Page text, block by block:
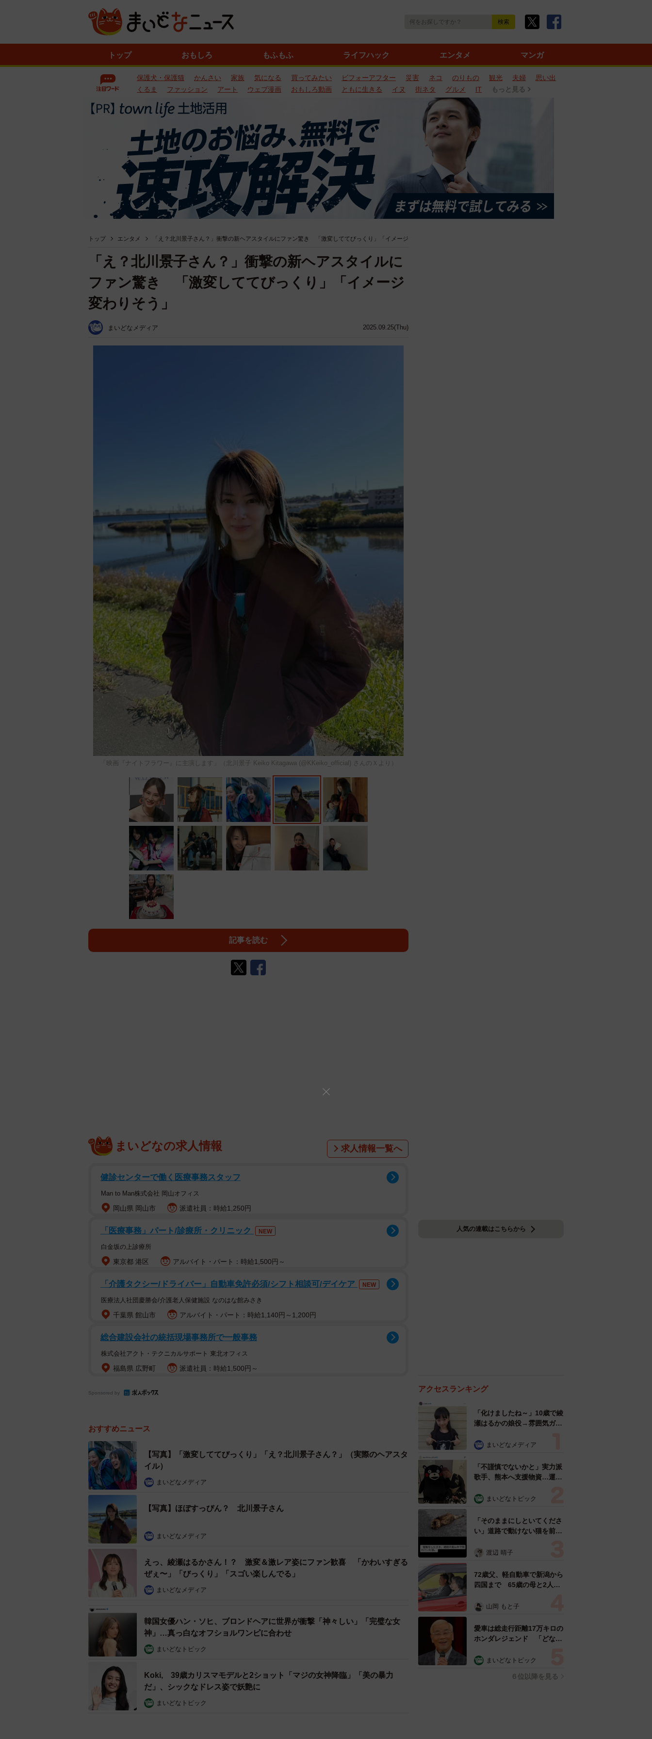
トップ おもしろ もふもふ ライフハック エンタメ マンガ
保護犬・保護猫 かんさい 家族 気になる 買ってみたい ビフォーアフター 災害 ネコ のりもの 観光 夫婦
思い出
くるま
ファッション アート ウェブ漫画 おもしろ動画 ともに生きる イヌ 街ネタ グルメ IT もっと見る
トップ エンタメ 「え？北川景子さん？」衝撃の新ヘアスタイルにファン驚き 「激変しててびっくり」「イメージ
2025.09.25(Thu)
「え？北川景子さん？」衝撃の新ヘアスタイルに
ファン驚き 「激変しててびっくり」「イメージ
変わりそう」
まいどなメディア
「映画『ナイトフラワー』に主演します」（北川景子 Keiko Kitagawa (@KKeiko_official) さんのＸより）
記事を読む
まいどなの求人情報 求人情報一覧へ
健診センターで働く医療事務スタッフ
Man to Man株式会社 岡山オフィス
岡山県 岡山市 派遣社員：時給1,250円
「医療事務」パート/診療所・クリニック NEW
白金坂の上診療所
東京都 港区 アルバイト・パート：時給1,500円～
「介護タクシー/ドライバー」自動車免許必須/シフト相談可/デイケア NEW
医療法人社団慶勝会/介護老人保健施設 なのはな館みさき
千葉県 館山市 アルバイト・パート：時給1,140円～1,200円
総合建設会社の統括現場事務所で一般事務
株式会社アクト・テクニカルサポート 東北オフィス
福島県 広野町 派遣社員：時給1,500円～
Sponsored by
おすすめニュース
【写真】「激変しててびっくり」「え？北川景子さん？」（実際のヘアスタ
イル）
まいどなメディア
【写真】ほぼすっぴん？ 北川景子さん
まいどなメディア
えっ、綾瀬はるかさん！？ 激変＆激レア姿にファン歓喜 「かわいすぎる
ぜぇ〜」「びっくり」「スゴい楽しんでる」
まいどなメディア
韓国女優ハン・ソヒ、ブロンドヘアに世界が衝撃「神々しい」「完璧な女
神」…真っ白なオフショルワンピに合わせ
まいどなトピック
Koki, 39歳カリスマモデルと2ショット「マジの女神降臨」「美の暴力
だ」、シックなドレス姿で妖艶に
まいどなトピック
人気の連載はこちらから
アクセスランキング
「化けましたね～」10歳で綾
瀬はるかの娘役→雰囲気ガラ
雰囲気が」「宝塚に入れそ
まいどなメディア
「不謹慎でないかと」実力派
歌手、熊本へ支援物資…運搬
めらい 「痛いほど伝わる」
まいどなトピック
「そのままにしといてくださ
い」道路で動けない猫を前に
ようとした4日間 「命の重
表の訴え
渡辺 晴子
72歳父、軽自動車で新潟から
四国まで 65歳の母と2人で
憩まで分刻み… 「大学生で
山岡 もと子
愛車は総走行距離17万キロの
ホンダレジェンド 「どなた
所漫才師が譲渡の意向
まいどなトピック
６位以降を見る